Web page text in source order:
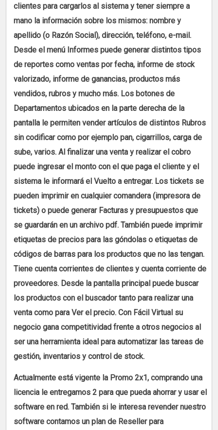
clientes para cargarlos al sistema y tener siempre a
mano la información sobre los mismos: nombre y
apellido (o Razón Social), dirección, teléfono, e-mail.
Desde el menú Informes puede generar distintos tipos
de reportes como ventas por fecha, informe de stock
valorizado, informe de ganancias, productos más
vendidos, rubros y mucho más. Los botones de
Departamentos ubicados en la parte derecha de la
pantalla le permiten vender artículos de distintos Rubros
sin codificar como por ejemplo pan, cigarrillos, carga de
sube, varios. Al finalizar una venta y realizar el cobro
puede ingresar el monto con el que paga el cliente y el
sistema le informará el Vuelto a entregar. Los tickets se
pueden imprimir en cualquier comandera (impresora de
tickets) o puede generar Facturas y presupuestos que
se guardarán en un archivo pdf. También puede imprimir
etiquetas de precios para las góndolas o etiquetas de
códigos de barras para los productos que no las tengan.
Tiene cuenta corrientes de clientes y cuenta corriente de
proveedores. Desde la pantalla principal puede buscar
los productos con el buscador tanto para realizar una
venta como para Ver el precio. Con Fácil Virtual su
negocio gana competitividad frente a otros negocios al
ser una herramienta ideal para automatizar las tareas de
gestión, inventarios y control de stock.
Actualmente está vigente la Promo 2x1, comprando una
licencia le entregamos 2 para que pueda ahorrar y usar el
software en red. También si le interesa revender nuestro
software contamos un plan de Reseller para